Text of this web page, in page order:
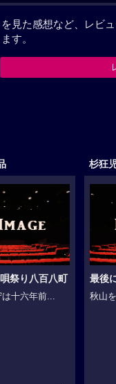
を見た感想など、レビ
す。
祭り八百八町
十六年前...
杉狂
最後
秋山